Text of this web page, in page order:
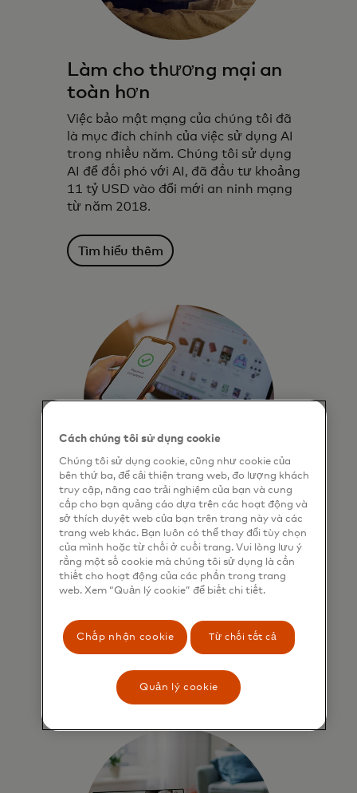
Làm cho thương mại an
toàn hơn
Việc bảo mật mạng của chúng tôi đã
là mục đích chính của việc sử dụng AI
trong nhiều năm. Chúng tôi sử dụng
AI để đối phó với AI, đã đầu tư khoảng
11 tỷ USD vào đổi mới an ninh mạng
từ năm 2018.
Tìm hiểu thêm
Làm cho thương mại
thông minh hơn
Chúng tôi đang cung cấp cho khách
hàng những thông tin chi tiết được
lý danh mục đầu tư tốt hơn, cải
thiện tỷ lệ phê duyệt và tăng doanh
Cách chúng tôi sử dụng cookie
Chúng tôi sử dụng cookie, cũng như cookie của
bên thứ ba, để cải thiện trang web, đo lượng khách
truy cập, nâng cao trải nghiệm của bạn và cung
cấp cho bạn quảng cáo dựa trên các hoạt động và
sở thích duyệt web của bạn trên trang này và các
trang web khác. Bạn luôn có thể thay đổi tùy chọn
của mình hoặc từ chối ở cuối trang. Vui lòng lưu ý
rằng một số cookie mà chúng tôi sử dụng là cần
thiết cho hoạt động của các phần trong trang
web. Xem “Quản lý cookie” để biết chi tiết.
Chấp nhận cookie Từ chối tất cả
Quản lý cookie